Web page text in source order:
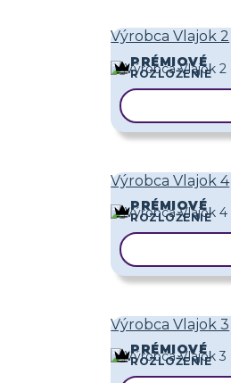
Výrobca Vlajok 2
PRÉMIOVÉ
ROZLOŽENIE
Výrobca Vlajok 4
PRÉMIOVÉ
ROZLOŽENIE
Výrobca Vlajok 3
PRÉMIOVÉ
ROZLOŽENIE